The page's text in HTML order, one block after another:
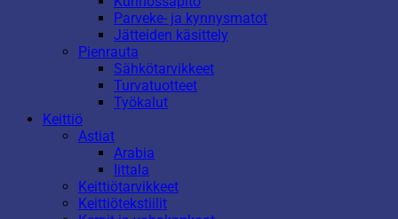
Parveke- ja kynnysmatot
Jätteiden käsittely
Pienrauta
Sähkötarvikkeet
Turvatuotteet
Työkalut
Keittiö
Astiat
Arabia
Iittala
Keittiötarvikkeet
Keittiötekstiilit